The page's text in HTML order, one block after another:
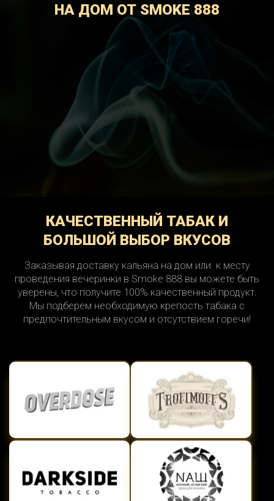
НА ДОМ ОТ SMOKE 888
КАЧЕСТВЕННЫЙ ТАБАК И
БОЛЬШОЙ ВЫБОР ВКУСОВ
Заказывая доставку кальяна на дом или к месту
проведения вечеринки в Smoke 888 вы можете быть
уверены, что получите 100% качественный продукт.
Мы подберем необходимую крепость табака с
предпочтительным вкусом и отсутствием горечи!